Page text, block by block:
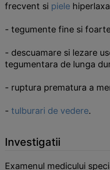
frecvent si piele hiperlaxa
- tegumente fine si
- descuamare si lezare
tegumentara de lunga
- ruptura prematura a
- tulburari de vedere.
Investigatii
Examenul medicului